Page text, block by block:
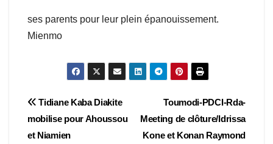
ses parents pour leur plein épanouissement.
Mienmo
Navigation
de
Toumodi-PDCI-Rda-
Meeting de clôture/Idrissa
Kone et Konan Raymond
Tidiane Kaba Diakite
mobilise pour Ahoussou
et Niamien